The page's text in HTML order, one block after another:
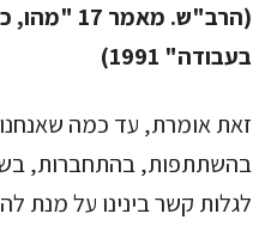
(הרב"ש.
בעבודה" 1991)
זאת אומרת, עד כמה שאנחנו
בהשתתפות, בהתחברות,
לגלות קשר בינינו על מנת